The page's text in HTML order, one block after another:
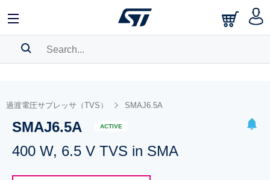
BOOKMARK
Please log into show your saved searches.
過渡電圧サプレッサ（TVS） SMAJ6.5A
SMAJ6.5A ACTIVE
400 W, 6.5 V TVS in SMA